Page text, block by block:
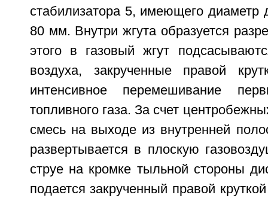
стабилизатора 5, имеющего диаметр
80 мм. Внутри жгута образуется
этого в газовый жгут
воздуха, закрученные правой
интенсивное перемешивание
топливного газа. За счет
смесь на выходе из внутренней
развертывается в плоскую
струе на кромке тыльной стороны
подается закрученный правой